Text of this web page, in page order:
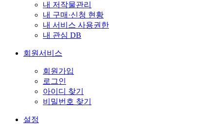
내 저작물관리
내 구매·신청 현황
내 서비스 사용권한
내 관심 DB
회원서비스
회원가입
로그인
아이디 찾기
비밀번호 찾기
설정